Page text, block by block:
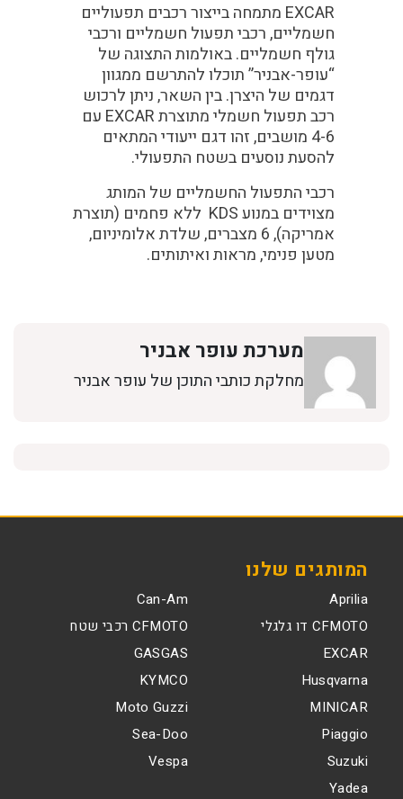
EXCAR מתמחה בייצור רכבים תפעוליים
חשמליים, רכבי תפעול חשמליים ורכבי
גולף חשמליים. באולמות התצוגה של
“עופר-אבניר” תוכלו להתרשם ממגוון
דגמים של היצרן. בין השאר, ניתן לרכוש
רכב תפעול חשמלי מתוצרת EXCAR עם
4-6 מושבים, זהו דגם ייעודי המתאים
להסעת נוסעים בשטח התפעולי.
רכבי התפעול החשמליים של המותג
מצוידים במנוע KDS ללא פחמים (תוצרת
אמריקה), 6 מצברים, שלדת אלומיניום,
מטען פנימי, מראות ואיתותים.
מערכת עופר אבניר
מחלקת כותבי התוכן של עופר אבניר
המותגים שלנו
Aprilia
Can-Am
CFMOTO דו גלגלי
CFMOTO רכבי שטח
EXCAR
GASGAS
Husqvarna
KYMCO
MINICAR
Moto Guzzi
Piaggio
Sea-Doo
Suzuki
Vespa
Yadea